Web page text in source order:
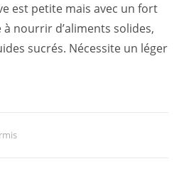
est petite mais avec un fort
nourrir d’aliments solides,
sucrés. Nécessite un léger